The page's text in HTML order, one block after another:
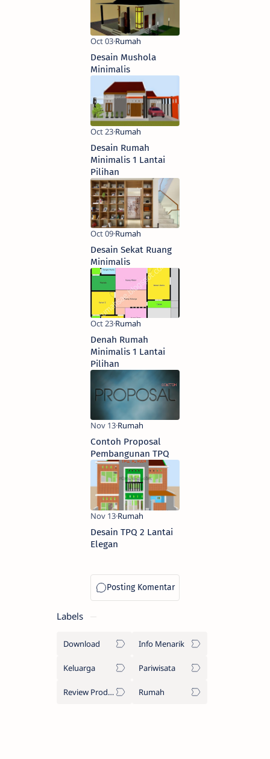
Desain Mushola
Minimalis
Desain Rumah
Minimalis 1 Lantai
Pilihan
Desain Sekat Ruang
Minimalis
Denah Rumah
Minimalis 1 Lantai
Pilihan
Contoh Proposal
Pembangunan TPQ
Desain TPQ 2 Lantai
Elegan
Labels
Download Info Menarik
Keluarga Pariwisata
Review Produk Rumah